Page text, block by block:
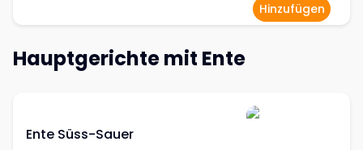
Hinzufügen
Hauptgerichte mit Ente
Ente Süss-Sauer